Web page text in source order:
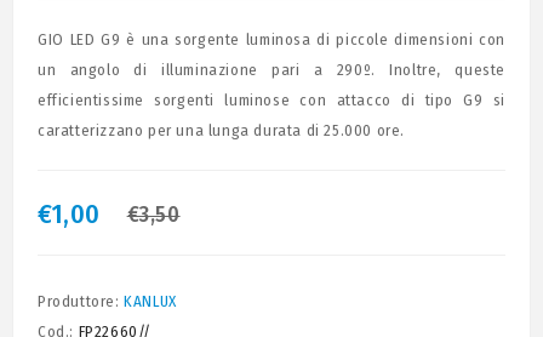
GIO LED G9 è una sorgente luminosa di piccole dimensioni con
un angolo di illuminazione pari a 290º. Inoltre, queste
efficientissime sorgenti luminose con attacco di tipo G9 si
caratterizzano per una lunga durata di 25.000 ore.
€1,00 €3,50
Produttore: KANLUX
Cod.: FP22660//